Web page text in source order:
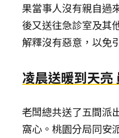
果當事人沒有親自過
後又送往急診室及其
解釋沒有惡意，以免
凌晨送暖到天亮
老闆總共送了五間派
窩心。桃園分局同安